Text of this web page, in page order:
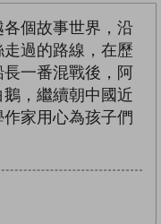
個故事世界，沿
過的路線，在歷
一番混戰後，阿
，繼續朝中國近
家用心為孩子們